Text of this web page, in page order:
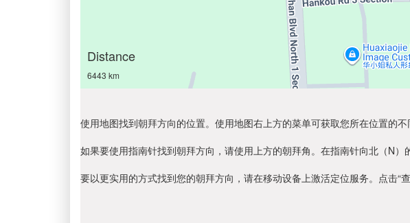
Distance
6443 km
使用地图找到朝拜方向的位置。使用地图右上方的菜单可获取您所在位置的不
如果要使用指南针找到朝拜方向，请使用上方的朝拜角。在指南针向北（N
要以更实用的方式找到您的朝拜方向，请在移动设备上激活定位服务。点击“